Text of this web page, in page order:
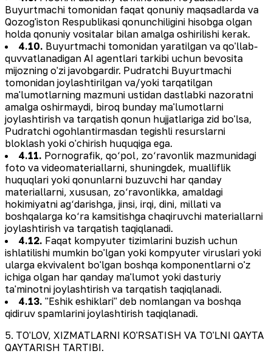
Buyurtmachi tomonidan faqat qonuniy maqsadlarda va
Qozog'iston Respublikasi qonunchiligini hisobga olgan
holda qonuniy vositalar bilan amalga oshirilishi kerak.
4.10. Buyurtmachi tomonidan yaratilgan va qo'llab-
quvvatlanadigan AI agentlari tarkibi uchun bevosita
mijozning o'zi javobgardir. Pudratchi Buyurtmachi
tomonidan joylashtirilgan va/yoki tarqatilgan
ma'lumotlarning mazmuni ustidan dastlabki nazoratni
amalga oshirmaydi, biroq bunday ma'lumotlarni
joylashtirish va tarqatish qonun hujjatlariga zid bo'lsa,
Pudratchi ogohlantirmasdan tegishli resurslarni
bloklash yoki o'chirish huquqiga ega.
4.11. Pornografik, qo‘pol, zo‘ravonlik mazmunidagi
foto va videomateriallarni, shuningdek, mualliflik
huquqlari yoki qonunlarni buzuvchi har qanday
materiallarni, xususan, zo‘ravonlikka, amaldagi
hokimiyatni ag‘darishga, jinsi, irqi, dini, millati va
boshqalarga ko‘ra kamsitishga chaqiruvchi materiallarni
joylashtirish va tarqatish taqiqlanadi.
4.12. Faqat kompyuter tizimlarini buzish uchun
ishlatilishi mumkin bo'lgan yoki kompyuter viruslari yoki
ularga ekvivalent bo'lgan boshqa komponentlarni o'z
ichiga olgan har qanday ma'lumot yoki dasturiy
ta'minotni joylashtirish va tarqatish taqiqlanadi.
4.13. "Eshik eshiklari" deb nomlangan va boshqa
qidiruv spamlarini joylashtirish taqiqlanadi.
5. TO'LOV, XIZMATLARNI KO'RSATISH VA TO'LNI QAYTA
QAYTARISH TARTIBI.